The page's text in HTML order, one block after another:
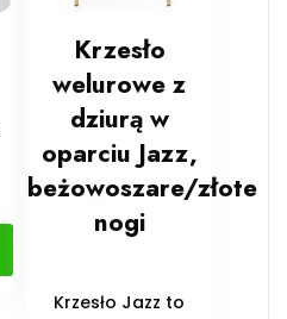
Krzesło
welurowe z
dziurą w
oparciu Jazz,
beżowoszare/złote
nogi
Krzesło Jazz to